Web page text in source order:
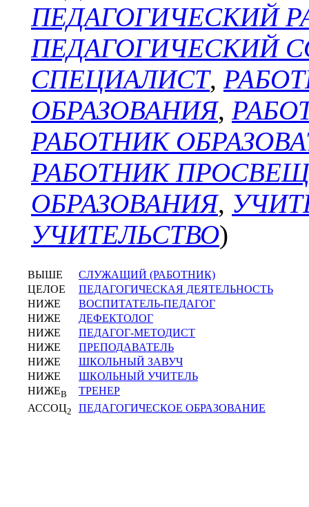
ПЕДАГОГИЧЕСКИЙ
ПЕДАГОГИЧЕСКИЙ
СПЕЦИАЛИСТ,
ОБРАЗОВАНИЯ,
РАБОТНИК
РАБОТНИК
ОБРАЗОВАНИЯ,
УЧИТЕЛЬСТВО)
ВЫШЕ
СЛУЖАЩИЙ (РАБОТНИК)
ЦЕЛОЕ
ПЕДАГОГИЧЕСКАЯ ДЕЯТЕЛЬНОСТЬ
НИЖЕ
ВОСПИТАТЕЛЬ-ПЕДАГОГ
НИЖЕ
ДЕФЕКТОЛОГ
НИЖЕ
ПЕДАГОГ-МЕТОДИСТ
НИЖЕ
ПРЕПОДАВАТЕЛЬ
НИЖЕ
ШКОЛЬНЫЙ ЗАВУЧ
НИЖЕ
ШКОЛЬНЫЙ УЧИТЕЛЬ
НИЖЕВ
ТРЕНЕР
АССОЦ2 ПЕДАГОГИЧЕСКОЕ ОБРАЗОВАНИЕ